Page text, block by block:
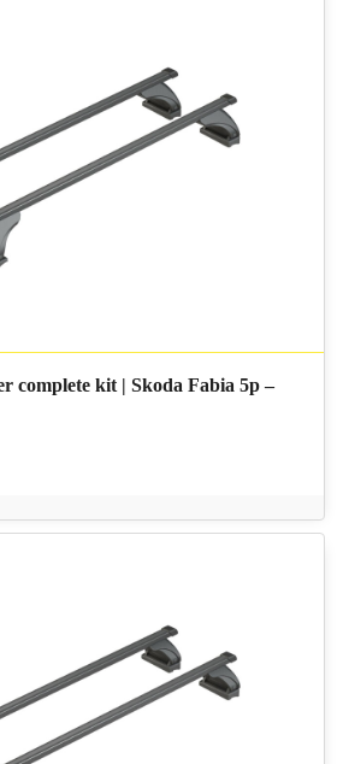
complete kit | Skoda Fabia 5p –